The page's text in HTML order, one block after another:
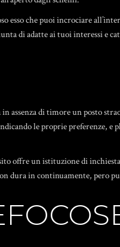
esso che puoi incrociare
di adatte ai tuoi interessi
assenza di timore un posto
le proprie preferenze,
offre un istituzione di
dura in continuamente, pero